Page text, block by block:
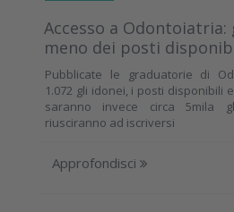
Accesso a
meno dei posti
Pubblicate le graduatorie di
1.072 gli idonei, i posti disponibili
saranno invece circa 5mila
riusciranno ad iscriversi
Approfondisci